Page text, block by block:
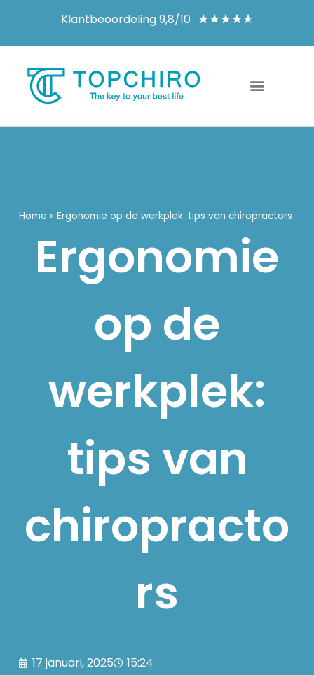
Klantbeoordeling 9,8/10 ★★★★★
Home » Ergonomie op de werkplek: tips van chiropractors
Ergonomie
op de
werkplek:
tips van
chiropracto
rs
17 januari, 2025 15:24